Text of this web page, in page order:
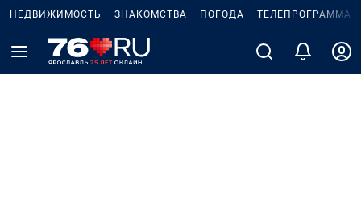
НЕДВИЖИМОСТЬ ЗНАКОМСТВА ПОГОДА ТЕЛЕПРОГРАММА